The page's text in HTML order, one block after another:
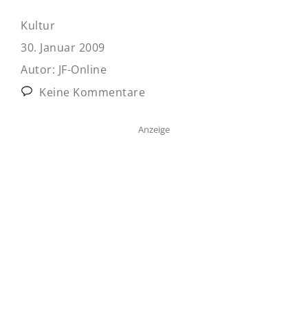
Kultur
30. Januar 2009
Autor: JF-Online
Keine Kommentare
Anzeige